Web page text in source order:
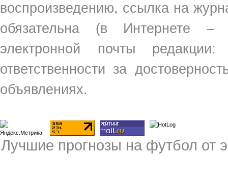
воспроизведению, ссылка на
обязательна (в Интернете
электронной почты
ответственности за
объявлениях.
Лучшие прогнозы на футбол от